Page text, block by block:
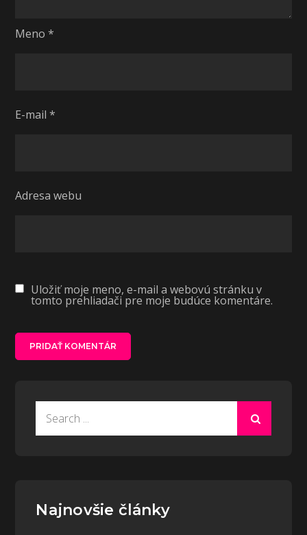
Meno*
E-mail*
Adresa webu
Uložiť moje meno, e-mail a webovú stránku v
tomto prehliadači pre moje budúce komentáre.
Najnovšie články